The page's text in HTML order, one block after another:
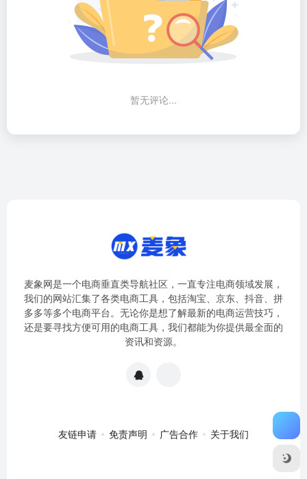
暂无评论...
麦象网是一个电商垂直类导航社区，一直专注电商领域发展，
我们的网站汇集了各类电商工具，包括淘宝、京东、抖音、拼
多多等多个电商平台。无论你是想了解最新的电商运营技巧，
还是要寻找方便可用的电商工具，我们都能为你提供最全面的
资讯和资源。
友链申请 免责声明 广告合作 关于我们